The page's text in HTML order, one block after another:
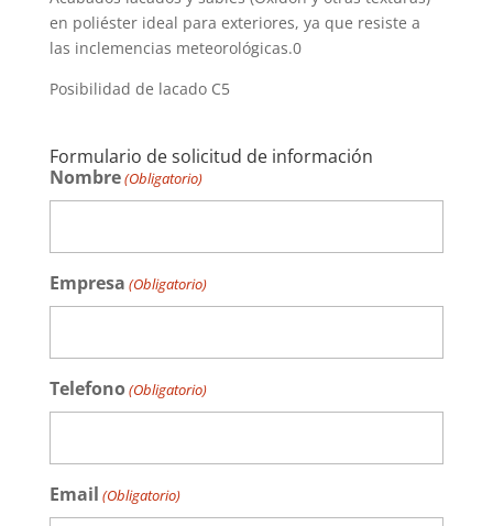
en poliéster ideal para exteriores, ya que resiste a
las inclemencias meteorológicas.0
Posibilidad de lacado C5
Formulario de solicitud de información
Nombre(Obligatorio)
Empresa (Obligatorio)
Telefono(Obligatorio)
Email (Obligatorio)